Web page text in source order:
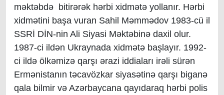
məktəbdə bitirərək hərbi xidmətə yollanır. Hərbi
xidmətini başa vuran Sahil Məmmədov 1983-cü il
SSRİ DİN-nin Ali Siyasi Məktəbinə daxil olur.
1987-ci ildən Ukraynada xidmətə başlayır. 1992-
ci ildə ölkəmizə qarşı ərazi iddiaları irəli sürən
Ermənistanın təcavözkar siyasətinə qarşı biganə
qala bilmir və Azərbaycana qayıdaraq hərbi polis